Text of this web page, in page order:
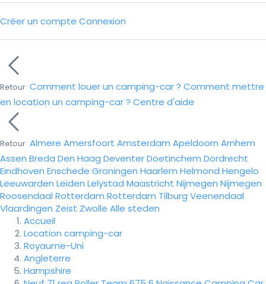
Créer un compte Connexion
Retour Comment louer un camping-car ? Comment mettre
en location un camping-car ? Centre d'aide
Retour Almere Amersfoort Amsterdam Apeldoorn Arnhem
Assen Breda Den Haag DeventerDoetinchem Dordrecht
Eindhoven Enschede Groningen Haarlem Helmond Hengelo
Leeuwarden Leiden Lelystad Maastricht Nijmegen Nijmegen
Roosendaal Rotterdam Rotterdam Tilburg Veenendaal
Vlaardingen Zeist Zwolle Alle steden
Accueil
Location camping-car
Royaume-Uni
Angleterre
Hampshire